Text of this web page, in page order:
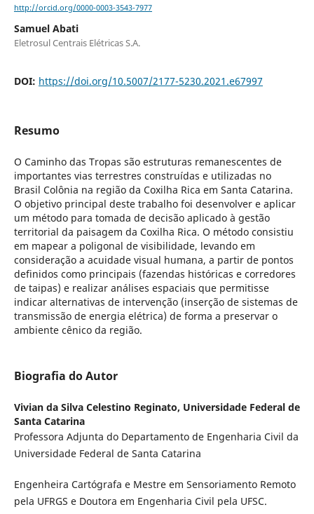
http://orcid.org/0000-0003-3543-7977
Samuel Abati
Eletrosul Centrais Elétricas S.A.
DOI: https://doi.org/10.5007/2177-5230.2021.e67997
Resumo
O Caminho das Tropas são estruturas remanescentes de
importantes vias terrestres construídas e utilizadas no
Brasil Colônia na região da Coxilha Rica em Santa Catarina.
O objetivo principal deste trabalho foi desenvolver e aplicar
um método para tomada de decisão aplicado à gestão
territorial da paisagem da Coxilha Rica. O método consistiu
em mapear a poligonal de visibilidade, levando em
consideração a acuidade visual humana, a partir de pontos
definidos como principais (fazendas históricas e corredores
de taipas) e realizar análises espaciais que permitisse
indicar alternativas de intervenção (inserção de sistemas de
transmissão de energia elétrica) de forma a preservar o
ambiente cênico da região.
Biografia do Autor
Vivian da Silva Celestino Reginato, Universidade Federal de
Santa Catarina
Professora Adjunta do Departamento de Engenharia Civil da
Universidade Federal de Santa Catarina
Engenheira Cartógrafa e Mestre em Sensoriamento Remoto
pela UFRGS e Doutora em Engenharia Civil pela UFSC.